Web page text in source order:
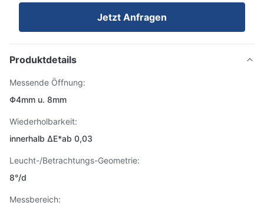
Jetzt Anfragen
Produktdetails
Messende Öffnung:
Φ4mm u. 8mm
Wiederholbarkeit:
innerhalb ΔE*ab 0,03
Leucht-/Betrachtungs-Geometrie:
8°/d
Messbereich: